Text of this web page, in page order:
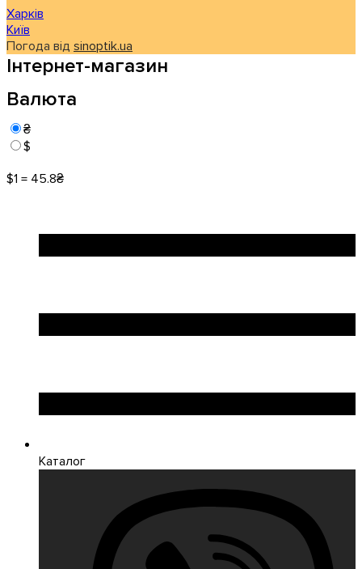
Харків
Київ
Погода від sinoptik.ua
Інтернет-магазин
Валюта
₴
$
$1 = 45.8₴
Каталог